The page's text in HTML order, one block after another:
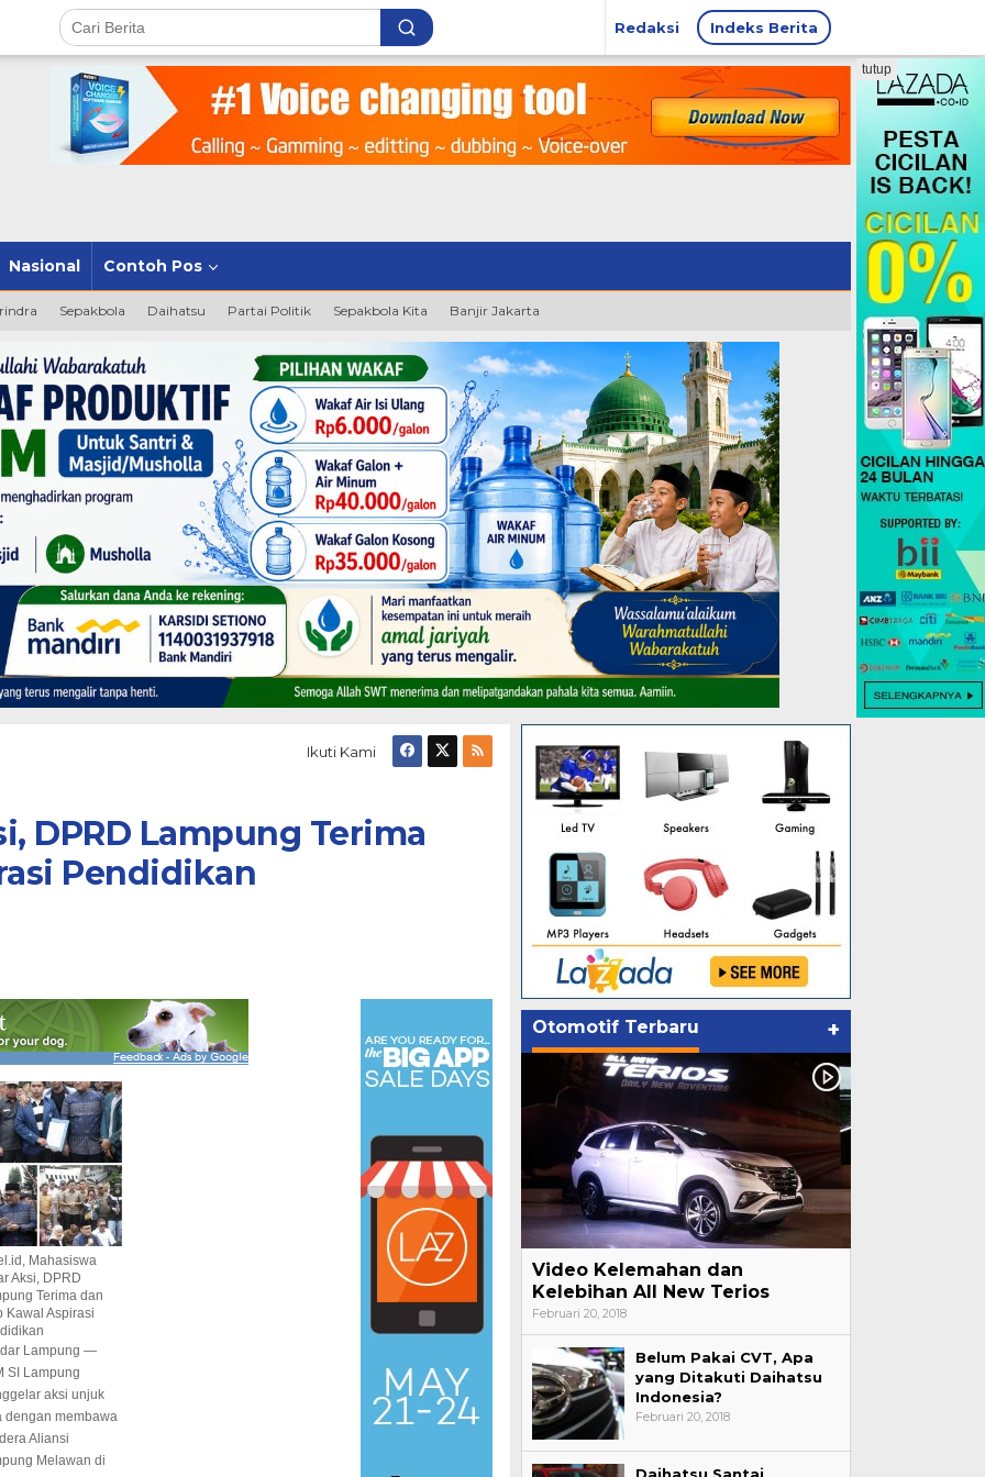
Redaksi Indeks Berita
Nasional Contoh Pos
Sepakbola Daihatsu Partai Politik Sepakbola Kita Banjir Jakarta
tutup
Ikuti Kami
DPRD Lampung Terima
Pendidikan
Mahasiswa
Aksi, DPRD
Terima dan
Kawal Aspirasi
Lampung —
SI Lampung
aksi unjuk
dengan membawa
Aliansi
Melawan di
Otomotif Terbaru +
Video Kelemahan dan
Kelebihan All New Terios
Februari 20, 2018
Belum Pakai CVT, Apa
yang Ditakuti Daihatsu
Indonesia?
Februari 20, 2018